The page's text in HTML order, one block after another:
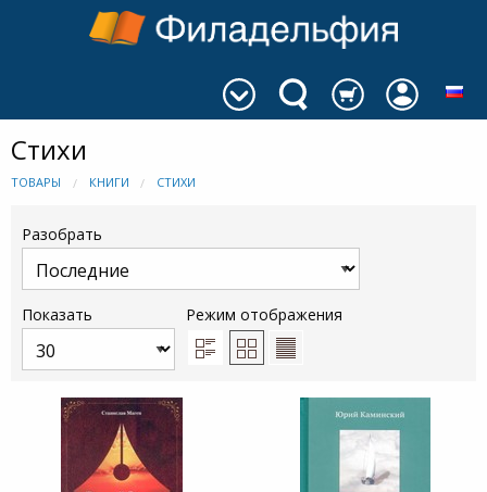
Стихи
ТОВАРЫ КНИГИ СТИХИ
Разобрать
Показать Режим отображения